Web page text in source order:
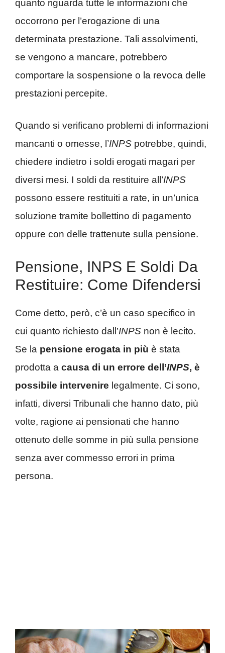
quanto riguarda tutte le informazioni che
occorrono per l’erogazione di una
determinata prestazione. Tali assolvimenti,
se vengono a mancare, potrebbero
comportare la sospensione o la revoca delle
prestazioni percepite.
Quando si verificano problemi di informazioni
mancanti o omesse, l’INPS potrebbe, quindi,
chiedere indietro i soldi erogati magari per
diversi mesi. I soldi da restituire all’INPS
possono essere restituiti a rate, in un’unica
soluzione tramite bollettino di pagamento
oppure con delle trattenute sulla pensione.
Pensione, INPS E Soldi Da
Restituire: Come Difendersi
Come detto, però, c’è un caso specifico in
cui quanto richiesto dall’INPS non è lecito.
Se la pensione erogata in più è stata
prodotta a causa di un errore dell’INPS, è
possibile intervenire legalmente. Ci sono,
infatti, diversi Tribunali che hanno dato, più
volte, ragione ai pensionati che hanno
ottenuto delle somme in più sulla pensione
senza aver commesso errori in prima
persona.